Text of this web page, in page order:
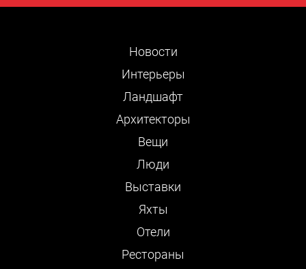
Новости
Интерьеры
Ландшафт
Архитекторы
Вещи
Люди
Выставки
Яхты
Отели
Рестораны